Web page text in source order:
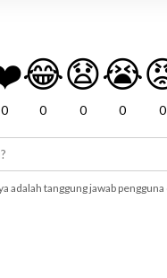
0
😂
0
😧
0
😭
0 0
adalah tanggung jawab